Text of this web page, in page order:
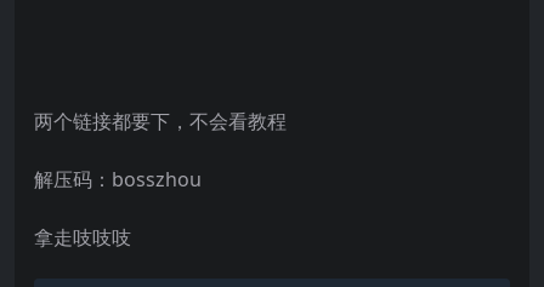
两个链接都要下，不会看教程
解压码：bosszhou
拿走吱吱吱